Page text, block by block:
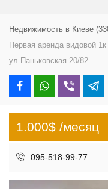
Недвижимость в Киеве
Первая аренда видовой
ул.Паньковская 20/82
1.000$ /месяц
095-518-99-77